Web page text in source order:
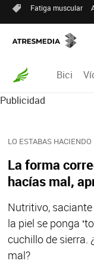
Fatiga muscular
Bici
Publicidad
LO ESTABAS HACIENDO
La forma
hacías mal,
Nutritivo,
la piel se ponga
cuchillo de sierra.
mal?